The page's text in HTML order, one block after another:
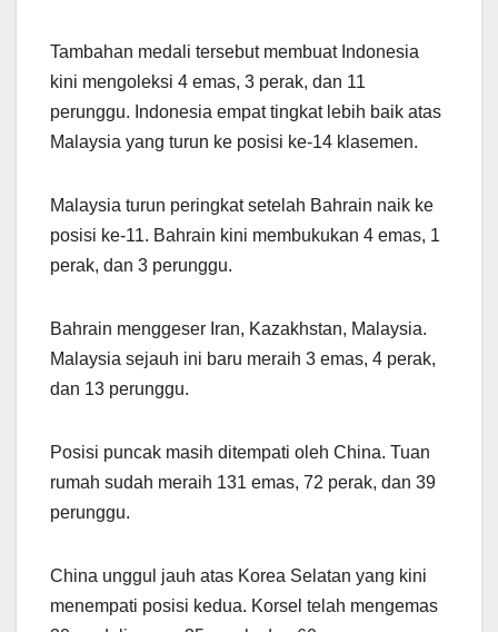
Tambahan medali tersebut membuat Indonesia
kini mengoleksi 4 emas, 3 perak, dan 11
perunggu. Indonesia empat tingkat lebih baik atas
Malaysia yang turun ke posisi ke-14 klasemen.
Malaysia turun peringkat setelah Bahrain naik ke
posisi ke-11. Bahrain kini membukukan 4 emas, 1
perak, dan 3 perunggu.
Bahrain menggeser Iran, Kazakhstan, Malaysia.
Malaysia sejauh ini baru meraih 3 emas, 4 perak,
dan 13 perunggu.
Posisi puncak masih ditempati oleh China. Tuan
rumah sudah meraih 131 emas, 72 perak, dan 39
perunggu.
China unggul jauh atas Korea Selatan yang kini
menempati posisi kedua. Korsel telah mengemas